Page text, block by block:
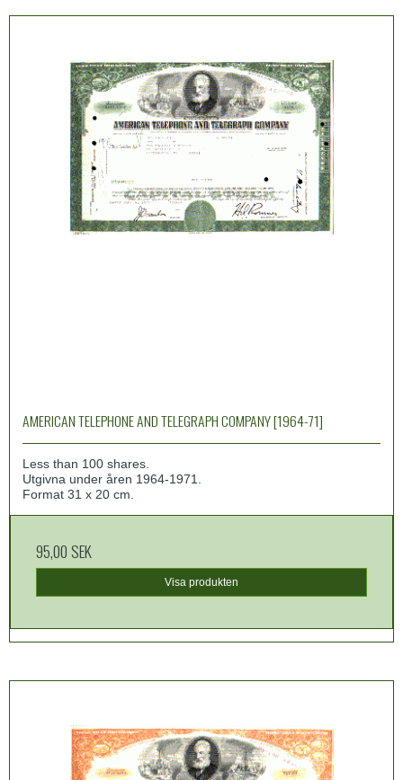
AMERICAN TELEPHONE AND TELEGRAPH COMPANY [1964-71]
Less than 100 shares.
Utgivna under åren 1964-1971.
Format 31 x 20 cm.
95,00 SEK
Visa produkten